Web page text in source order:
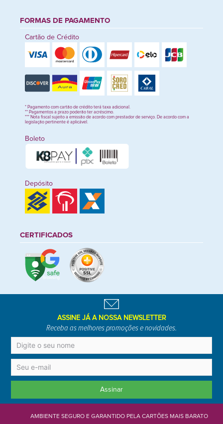
FORMAS DE PAGAMENTO
Cartão de Crédito
* Pagamento com cartão de crédito terá taxa adicional.
** Pagamentos a prazo poderão ter acréscimo.
*** Nota fiscal sujeito a emissão de acordo com prestador de serviço. De acordo com a
legislação pertinente é aplicável.
Boleto
Depósito
CERTIFICADOS
ASSINE JÁ A NOSSA NEWSLETTER
Receba as melhores promoções e novidades.
Assinar
AMBIENTE SEGURO E GARANTIDO PELA CARTÕES MAIS BARATO